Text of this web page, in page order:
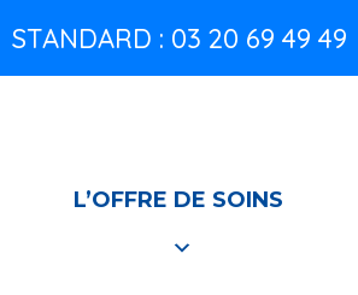
STANDARD : 03 20 69 49 49
L’OFFRE DE SOINS